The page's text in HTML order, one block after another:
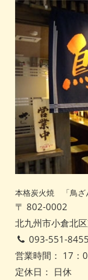
本格炭火焼 「鳥ざ
〒 802-0002
北九州市小倉北
093-551-8455
営業時間： 17：
定休日： 日休